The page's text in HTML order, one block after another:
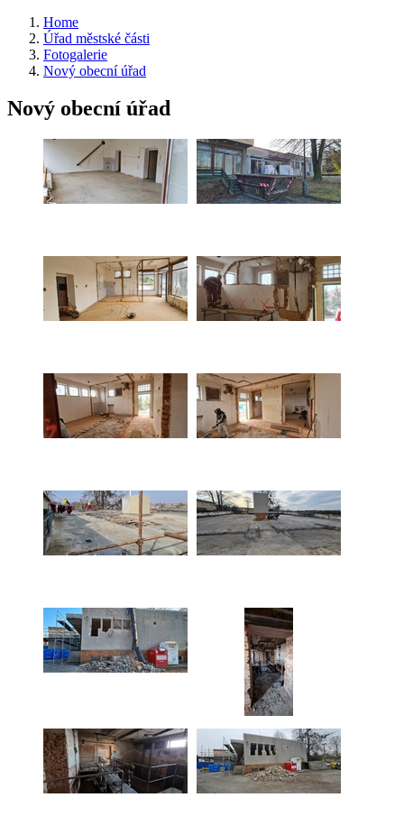
Home
Úřad městské části
Fotogalerie
Nový obecní úřad
Nový obecní úřad